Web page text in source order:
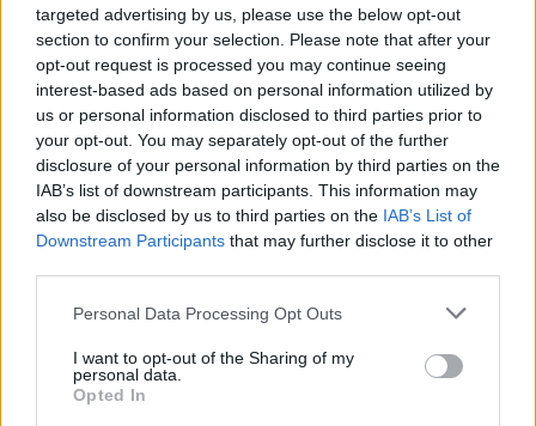
targeted advertising by us, please use the below opt-out
section to confirm your selection. Please note that after your
opt-out request is processed you may continue seeing
interest-based ads based on personal information utilized by
us or personal information disclosed to third parties prior to
your opt-out. You may separately opt-out of the further
disclosure of your personal information by third parties on the
IAB’s list of downstream participants. This information may
also be disclosed by us to third parties on the IAB’s List of
Downstream Participants that may further disclose it to other
Personal Data Processing Opt Outs
I want to opt-out of the Sharing of my
personal data.
Opted In